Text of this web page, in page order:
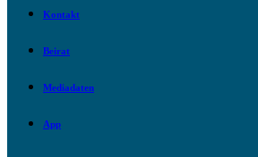
Kontakt
Beirat
Mediadaten
App